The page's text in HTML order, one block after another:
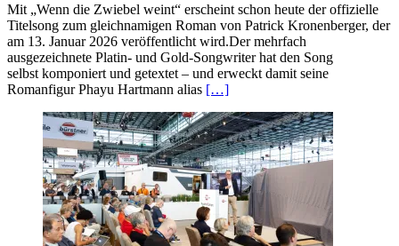
Mit „Wenn die Zwiebel weint“ erscheint schon heute der offizielle
Titelsong zum gleichnamigen Roman von Patrick Kronenberger, der
am 13. Januar 2026 veröffentlicht wird.Der mehrfach
ausgezeichnete Platin- und Gold-Songwriter hat den Song
selbst komponiert und getextet – und erweckt damit seine
Romanfigur Phayu Hartmann alias […]